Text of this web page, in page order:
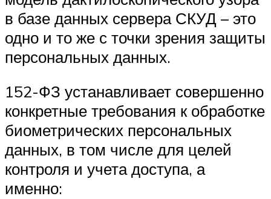
в базе данных сервера СКУД – это
одно и то же с точки зрения защиты
персональных данных.
152-ФЗ устанавливает совершенно
конкретные требования к обработке
биометрических персональных
данных, в том числе для целей
контроля и учета доступа, а
именно: